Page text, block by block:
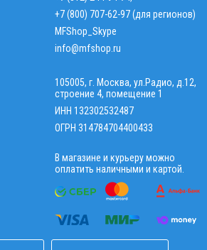
+7 (800) 707-62-97 (для регионов)
MFShop_Skype
info@mfshop.ru
105005, г. Москва, ул.Радио, д.12,
строение 4, помещение 1
ИНН 132302532487
ОГРН 314784704400433
В магазине и курьеру можно
оплатить наличными и картой.